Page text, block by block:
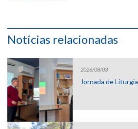
Noticias relacionadas
2026/08/03
Jornada de Liturgia